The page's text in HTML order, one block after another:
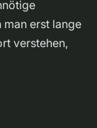
man erst lange
verstehen,